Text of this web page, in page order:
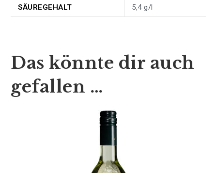
SÄUREGEHALT 5,4 g/l
Das könnte dir auch
gefallen …